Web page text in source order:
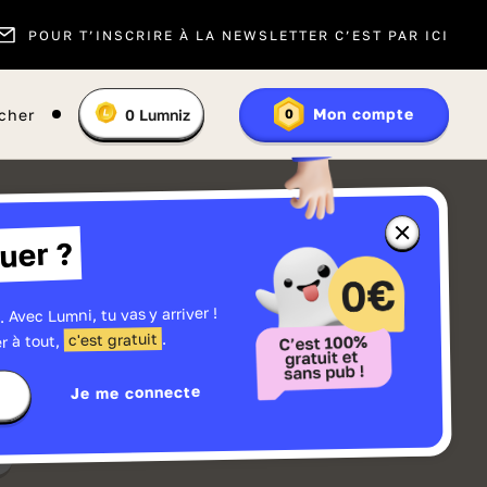
POUR T’INSCRIRE À LA NEWSLETTER C’EST PAR ICI
En
savoir
plus
les
Vous
:
0 Lumniz 0 Mon compte
Fermer
la
fenêtre
sur
Lumniz
?
Lumni, tu vas y arriver !
à tout, c'est gratuit .
Je me connecte